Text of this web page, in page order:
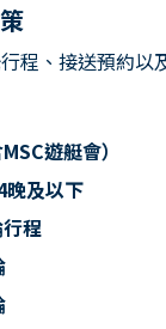
程、接送預約以
遊艇會）
晚及以下
程